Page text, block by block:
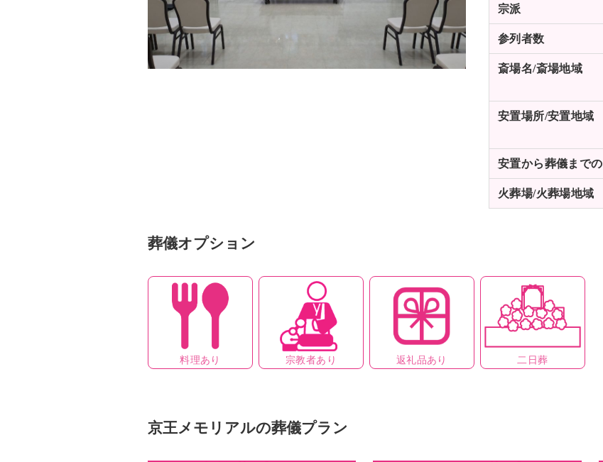
宗派
参列者数
斎場名/斎場地域
安置場所/安置地域
安置から葬儀までの
火葬場/火葬場地域
葬儀オプション
料理あり 宗教者あり 返礼品あり 二日葬
京王メモリアルの葬儀プラン